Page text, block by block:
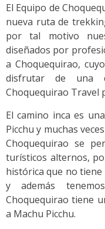
El Equipo de
nueva ruta de
por tal motivo
diseñados por
a Choquequirao,
disfrutar de una
Choquequirao Travel
El camino inca es
Picchu y muchas
Choquequirao se
turísticos alternos,
histórica que no tiene
y además
Choquequirao tiene
a Machu Picchu.